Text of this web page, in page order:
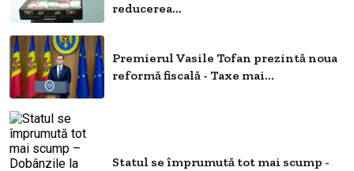
reducerea...
Premierul Vasile Tofan prezintă noua
reformă fiscală - Taxe mai...
Statul se împrumută tot mai scump -